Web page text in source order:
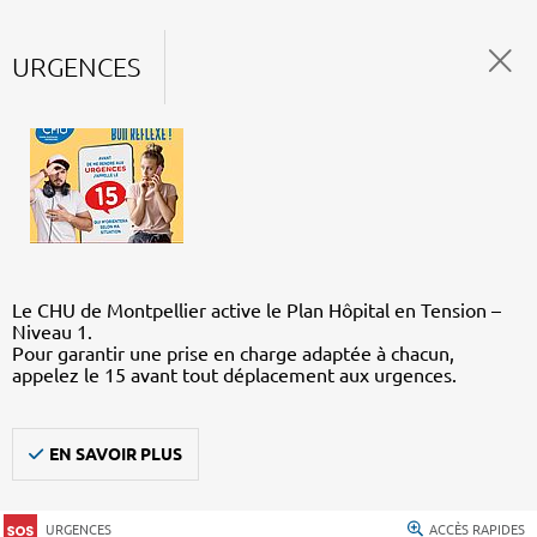
URGENCES
Le CHU de Montpellier active le Plan Hôpital en Tension –
Niveau 1.
Pour garantir une prise en charge adaptée à chacun,
appelez le 15 avant tout déplacement aux urgences.
EN SAVOIR PLUS
URGENCES ACCÈS RAPIDES